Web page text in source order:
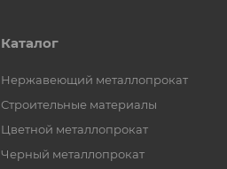
Каталог
Нержавеющий металлопрокат
Строительные материалы
Цветной металлопрокат
Черный металлопрокат